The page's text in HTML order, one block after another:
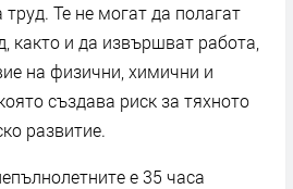
Те не могат да полагат
както и да извършват работа,
на физични, химични и
създава риск за тяхното
развитие.
е 35 часа